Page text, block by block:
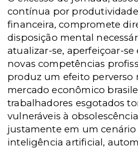
contínua por
financeira, compromete
disposição mental
atualizar-se, aperfeiçoar-se
novas competências
produz um efeito perverso
mercado econômico
trabalhadores esgotados
vulneráveis à
justamente em um
inteligência artificial,